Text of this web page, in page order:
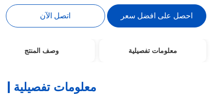
احصل على افضل سعر اتصل الآن
معلومات تفصيلية وصف المنتج
معلومات تفصيلية